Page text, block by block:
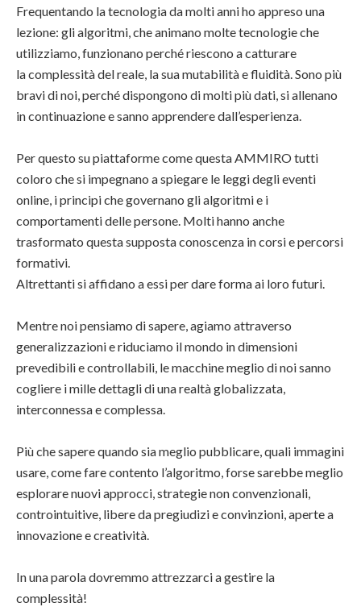
Frequentando la tecnologia da molti anni ho appreso una
lezione: gli algoritmi, che animano molte tecnologie che
utilizziamo, funzionano perché riescono a catturare
la complessità del reale, la sua mutabilità e fluidità. Sono più
bravi di noi, perché dispongono di molti più dati, si allenano
in continuazione e sanno apprendere dall’esperienza.
Per questo su piattaforme come questa AMMIRO tutti
coloro che si impegnano a spiegare le leggi degli eventi
online, i principi che governano gli algoritmi e i
comportamenti delle persone. Molti hanno anche
trasformato questa supposta conoscenza in corsi e percorsi
formativi.
Altrettanti si affidano a essi per dare forma ai loro futuri.
Mentre noi pensiamo di sapere, agiamo attraverso
generalizzazioni e riduciamo il mondo in dimensioni
prevedibili e controllabili, le macchine meglio di noi sanno
cogliere i mille dettagli di una realtà globalizzata,
interconnessa e complessa.
Più che sapere quando sia meglio pubblicare, quali immagini
usare, come fare contento l’algoritmo, forse sarebbe meglio
esplorare nuovi approcci, strategie non convenzionali,
controintuitive, libere da pregiudizi e convinzioni, aperte a
innovazione e creatività.
In una parola dovremmo attrezzarci a gestire la
complessità!